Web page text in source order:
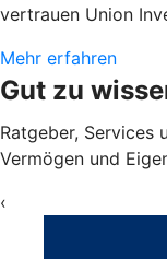
vertrauen Union
Mehr erfahren
Gut zu
Ratgeber, Services
Vermögen und
‹